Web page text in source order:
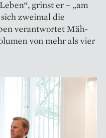
grinst er – „am
zweimal die
verantwortet Mäh­
von mehr als vier